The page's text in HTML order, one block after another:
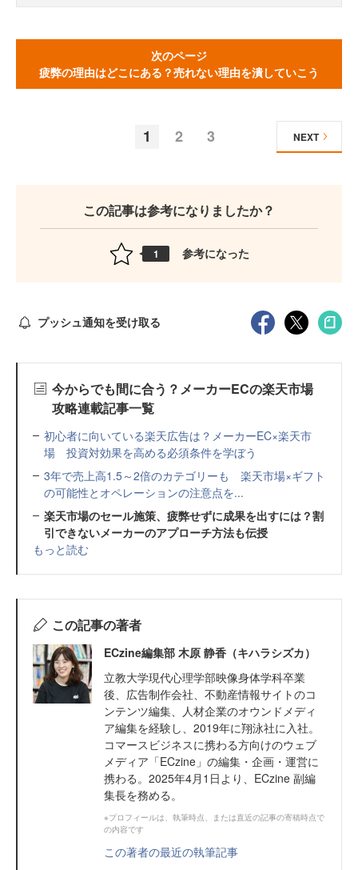
次のページ
疲弊の理由はどこにある？売れない理由を潰していこう
1 2 3 NEXT
この記事は参考になりましたか？
1 参考になった
プッシュ通知を受け取る
今からでも間に合う？メーカーECの楽天市場
攻略連載記事一覧
初心者に向いている楽天広告は？メーカーEC×楽天市
場 投資対効果を高める必須条件を学ぼう
3年で売上高1.5～2倍のカテゴリーも 楽天市場×ギフト
の可能性とオペレーションの注意点を...
楽天市場のセール施策、疲弊せずに成果を出すには？割
引できないメーカーのアプローチ方法も伝授
もっと読む
この記事の著者
ECzine編集部 木原 静香（キハラシズカ）
立教大学現代心理学部映像身体学科卒業
後、広告制作会社、不動産情報サイトのコ
ンテンツ編集、人材企業のオウンドメディ
ア編集を経験し、2019年に翔泳社に入社。
コマースビジネスに携わる方向けのウェブ
メディア「ECzine」の編集・企画・運営に
携わる。2025年4月1日より、ECzine 副編
集長を務める。
※プロフィールは、執筆時点、または直近の記事の寄稿時点で
の内容です
この著者の最近の執筆記事